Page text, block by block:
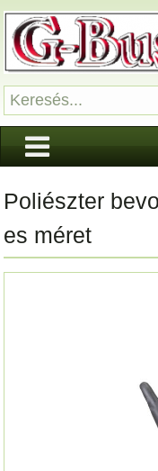
Poliészter
es méret